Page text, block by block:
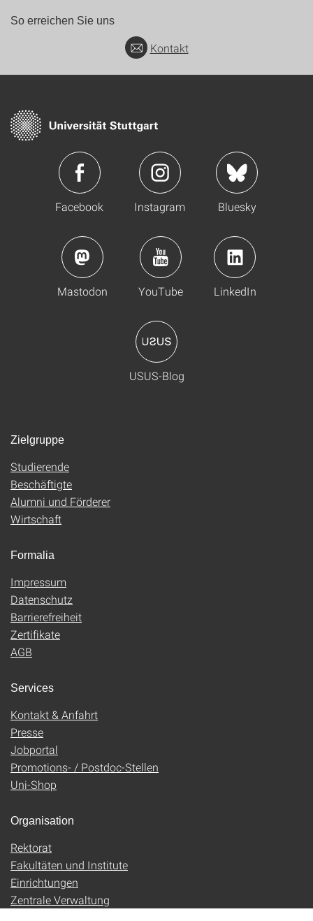
So erreichen Sie uns
Kontakt
Facebook Instagram Bluesky
Mastodon YouTube LinkedIn
USUS-Blog
Zielgruppe
Studierende
Beschäftigte
Alumni und Förderer
Wirtschaft
Formalia
Impressum
Datenschutz
Barrierefreiheit
Zertifikate
AGB
Services
Kontakt & Anfahrt
Presse
Jobportal
Promotions- / Postdoc-Stellen
Uni-Shop
Organisation
Rektorat
Fakultäten und Institute
Einrichtungen
Zentrale Verwaltung